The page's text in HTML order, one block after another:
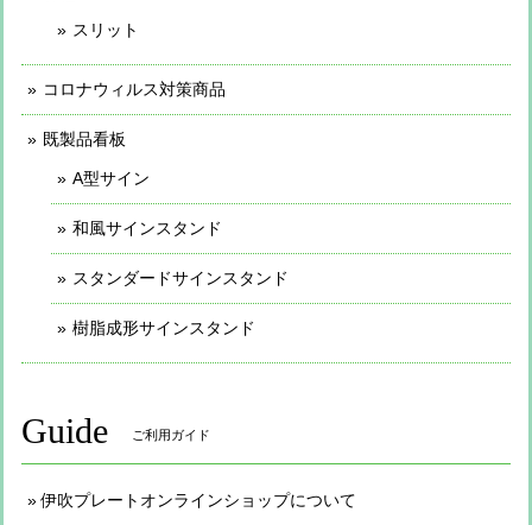
スリット
コロナウィルス対策商品
既製品看板
A型サイン
和風サインスタンド
スタンダードサインスタンド
樹脂成形サインスタンド
Guide ご利用ガイド
伊吹プレートオンラインショップについて